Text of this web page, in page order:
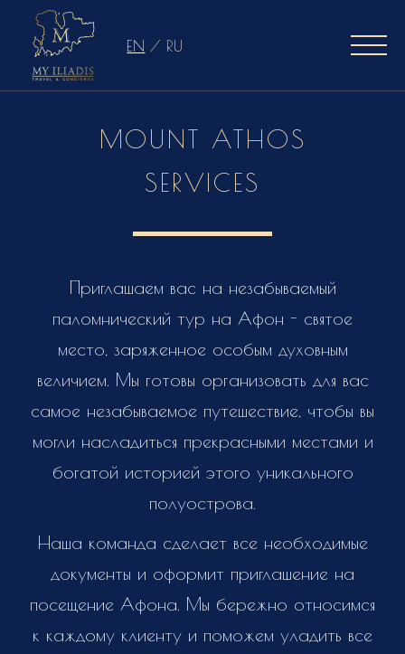
EN / RU
MOUNT ATHOS
SERVICES
Приглашаем вас на незабываемый
паломнический тур на Афон - святое
место, заряженное особым духовным
величием. Мы готовы организовать для вас
самое незабываемое путешествие, чтобы вы
могли насладиться прекрасными местами и
богатой историей этого уникального
полуострова.
Наша команда сделает все необходимые
документы и оформит приглашение на
посещение Афона. Мы бережно относимся
к каждому клиенту и поможем уладить все